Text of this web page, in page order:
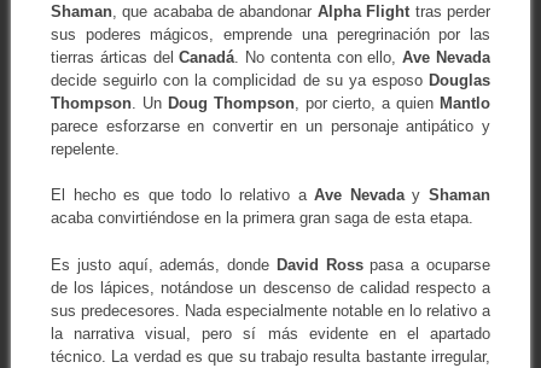
Shaman, que acababa de abandonar Alpha Flight tras perder
sus poderes mágicos, emprende una peregrinación por las
tierras árticas delCanadá . No contenta con ello,Ave Nevada
decide seguirlo con la complicidad de su ya esposo Douglas
Thompson. Un Doug Thompson, por cierto, a quien Mantlo
parece esforzarse en convertir en un personaje antipático y
repelente.
El hecho es que todo lo relativo aAve NevadayShaman
acaba convirtiéndose en la primera gran saga de esta etapa.
Es justo aquí, además, donde David Rosspasa a ocuparse
de los lápices, notándose un descenso de calidad respecto a
sus predecesores. Nada especialmente notable en lo relativo a
la narrativa visual, pero sí más evidente en el apartado
técnico. La verdad es que su trabajo resulta bastante irregular,